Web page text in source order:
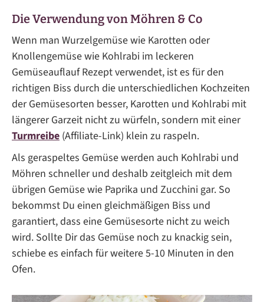
Die Verwendung von Möhren & Co
Wenn man Wurzelgemüse wie Karotten oder
Knollengemüse wie Kohlrabi im leckeren
Gemüseauflauf Rezept verwendet, ist es für den
richtigen Biss durch die unterschiedlichen Kochzeiten
der Gemüsesorten besser, Karotten und Kohlrabi mit
längerer Garzeit nicht zu würfeln, sondern mit einer
Turmreibe (Affiliate-Link) klein zu raspeln.
Als geraspeltes Gemüse werden auch Kohlrabi und
Möhren schneller und deshalb zeitgleich mit dem
übrigen Gemüse wie Paprika und Zucchini gar. So
bekommst Du einen gleichmäßigen Biss und
garantiert, dass eine Gemüsesorte nicht zu weich
wird. Sollte Dir das Gemüse noch zu knackig sein,
schiebe es einfach für weitere 5-10 Minuten in den
Ofen.